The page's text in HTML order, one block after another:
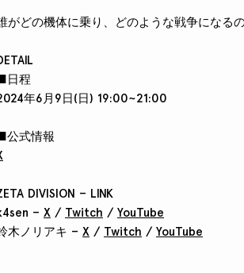
がどの機体に乗り、どのような戦争になる
日程
年6月9日(日) 19:00~21:00
公式情報
DIVISION – LINK
– X / Twitch / YouTube
木ノリアキ – X / Twitch / YouTube